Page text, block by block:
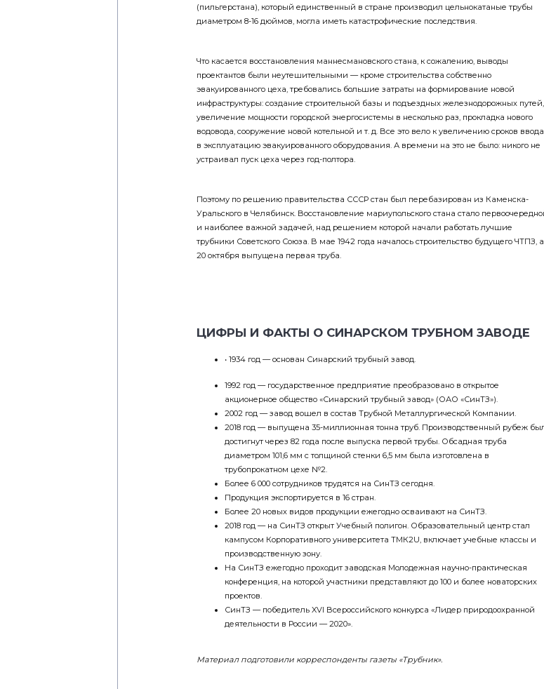
диаметром 8-16 дюймов, могла иметь катастрофические последствия.
проектантов были неутешительными — кроме строительства собственно
эвакуированного цеха, требовались большие затраты на формирование новой
инфраструктуры: создание строительной базы и подъездных железнодорожных путей,
увеличение мощности городской энергосистемы в несколько раз, прокладка нового
водовода, сооружение новой котельной и т. д. Все это вело к увеличению сроков ввода
в эксплуатацию эвакуированного оборудования. А времени на это не было: никого не
устраивал пуск цеха через год-полтора.
Уральского в Челябинск. Восстановление мариупольского стана стало первоочередной
и наиболее важной задачей, над решением которой начали работать лучшие
трубники Советского Союза. В мае 1942 года началось строительство будущего ЧТПЗ, а
20 октября выпущена первая труба.
ЦИФРЫ И ФАКТЫ О СИНАРСКОМ ТРУБНОМ ЗАВОДЕ
акционерное общество «Синарский трубный завод» (ОАО «СинТЗ»).
2002 год — завод вошел в состав Трубной Металлургической Компании.
2018 год — выпущена 35-миллионная тонна труб. Производственный рубеж был
достигнут через 82 года после выпуска первой трубы. Обсадная труба
диаметром 101,6 мм с толщиной стенки 6,5 мм была изготовлена в
трубопрокатном цехе №2.
Более 6 000 сотрудников трудятся на СинТЗ сегодня.
Продукция экспортируется в 16 стран.
Более 20 новых видов продукции ежегодно осваивают на СинТЗ.
2018 год — на СинТЗ открыт Учебный полигон. Образовательный центр стал
кампусом Корпоративного университета ТМК2U, включает учебные классы и
производственную зону.
На СинТЗ ежегодно проходит заводская Молодежная научно-практическая
конференция, на которой участники представляют до 100 и более новаторских
проектов.
СинТЗ — победитель XVI Всероссийского конкурса «Лидер природоохранной
деятельности в России — 2020».